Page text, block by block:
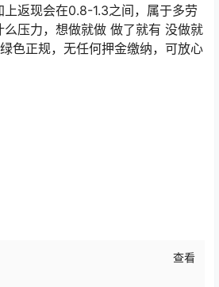
返现会在0.8-1.3之间，属于多劳
么压力，想做就做 做了就有 没做就
色正规，无任何押金缴纳，可放心
查看